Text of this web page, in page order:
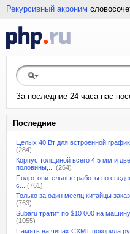
Рекурсивный акроним
За последние 24 часа нас
Последние
Целых 40 Вт для встроенной
(284)
Корпус толщиной всего 4,5 мм и две
половины,...
(264)
Подготовительные работы по
с...
(761)
Только за один месяц китайцы
(763)
Subaru тратит по $10 000 на
(1055)
Память на чипах CXMT покорила